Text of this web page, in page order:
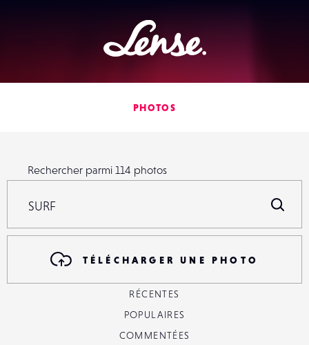
Lense
PHOTOS
Rechercher parmi 114 photos
TÉLÉCHARGER UNE PHOTO
RÉCENTES
POPULAIRES
COMMENTÉES